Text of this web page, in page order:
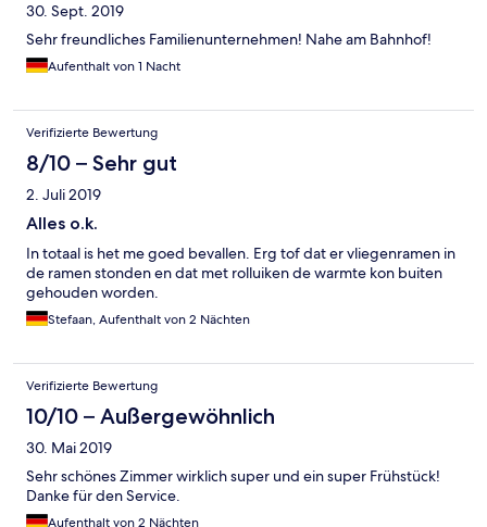
30. Sept. 2019
Sehr freundliches Familienunternehmen! Nahe am Bahnhof!
Aufenthalt von 1 Nacht
Verifizierte Bewertung
8/10 – Sehr gut
2. Juli 2019
Alles o.k.
In totaal is het me goed bevallen. Erg tof dat er vliegenramen in
de ramen stonden en dat met rolluiken de warmte kon buiten
gehouden worden.
Stefaan, Aufenthalt von 2 Nächten
Verifizierte Bewertung
10/10 – Außergewöhnlich
30. Mai 2019
Sehr schönes Zimmer wirklich super und ein super Frühstück!
Danke für den Service.
Aufenthalt von 2 Nächten